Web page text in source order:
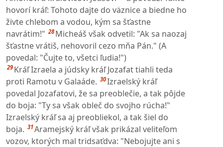
hovorí kráľ: Tohoto dajte do väznice a biedne ho
živte chlebom a vodou, kým sa šťastne
navrátim!" 28 Micheáš však odvetil: "Ak sa naozaj
šťastne vrátiš, nehovoril cezo mňa Pán." (A
povedal: "Čujte to, všetci ľudia!")
29 Kráľ Izraela a júdsky kráľ Jozafat tiahli teda
proti Ramotu v Galaáde. 30Izraelský kráľ
povedal Jozafatovi, že sa preoblečie, a tak pôjde
do boja: "Ty sa však obleč do svojho rúcha!"
Izraelský kráľ sa aj preobliekol, a tak šiel do
boja. 31Aramejský kráľ však prikázal veliteľom
vozov, ktorých mal tridsaťdva: "Nebojujte ani s